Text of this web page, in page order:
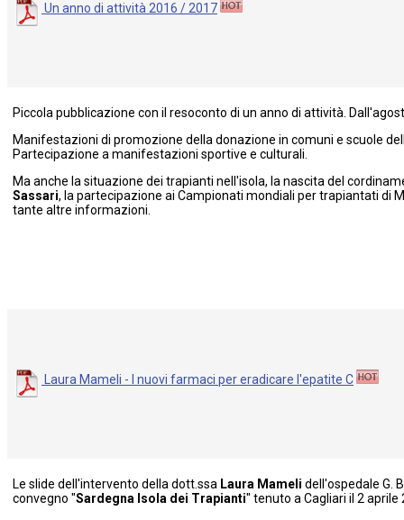
Un anno di attività 2016 / 2017
Piccola pubblicazione con il resoconto di un anno di attività.
Manifestazioni di promozione della donazione in comuni e scuole
Partecipazione a manifestazioni sportive e culturali.
Ma anche la situazione dei trapianti nell'isola, la nascita del
Sassari, la partecipazione ai Campionati mondiali per trapiantati di
tante altre informazioni.
Laura Mameli - I nuovi farmaci per eradicare l'epatite C
Le slide dell'intervento della dott.ssa Laura Mameli dell'ospedale G.
convegno "Sardegna Isola dei Trapianti" tenuto a Cagliari il 2 aprile